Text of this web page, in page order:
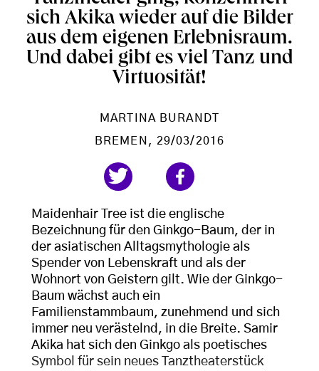
sich Akika wieder auf die Bilder
aus dem eigenen Erlebnisraum.
Und dabei gibt es viel Tanz und
Virtuosität!
MARTINA BURANDT
BREMEN , 29/03/2016
Maidenhair Tree ist die englische
Bezeichnung für den Ginkgo-Baum, der in
der asiatischen Alltagsmythologie als
Spender von Lebenskraft und als der
Wohnort von Geistern gilt. Wie der Ginkgo-
Baum wächst auch ein
Familienstammbaum, zunehmend und sich
immer neu verästelnd, in die Breite. Samir
Akika hat sich den Ginkgo als poetisches
Symbol für sein neues Tanztheaterstück